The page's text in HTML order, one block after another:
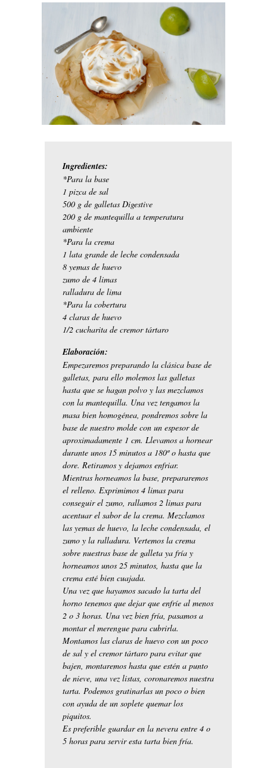
Ingredientes:
*Para la base
1 pizca de sal
500 g de galletas Digestive
200 g de mantequilla a temperatura
ambiente
*Para la crema
1 lata grande de leche condensada
8 yemas de huevo
zumo de 4 limas
ralladura de lima
*Para la cobertura
4 claras de huevo
1/2 cucharita de cremor tártaro
Elaboración:
Empezaremos preparando la clásica base de
galletas, para ello molemos las galletas
hasta que se hagan polvo y las mezclamos
con la mantequilla. Una vez tengamos la
masa bien homogénea, pondremos sobre la
base de nuestro molde con un espesor de
aproximadamente 1 cm. Llevamos a hornear
durante unos 15 minutos a 180º o hasta que
dore. Retiramos y dejamos enfriar.
Mientras horneamos la base, prepararemos
el relleno. Exprimimos 4 limas para
conseguir el zumo, rallamos 2 limas para
acentuar el sabor de la crema. Mezclamos
las yemas de huevo, la leche condensada, el
zumo y la ralladura. Vertemos la crema
sobre nuestras base de galleta ya fría y
horneamos unos 25 minutos, hasta que la
crema esté bien cuajada.
Una vez que hayamos sacado la tarta del
horno tenemos que dejar que enfríe al menos
2 o 3 horas. Una vez bien fría, pasamos a
montar el merengue para cubrirla.
Montamos las claras de huevo con un poco
de sal y el cremor tártaro para evitar que
bajen, montaremos hasta que estén a punto
de nieve, una vez listas, coronaremos nuestra
tarta. Podemos gratinarlas un poco o bien
con ayuda de un soplete quemar los
piquitos.
Es preferible guardar en la nevera entre 4 o
5 horas para servir esta tarta bien fría.